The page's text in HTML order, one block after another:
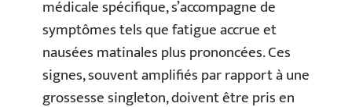
médicale spécifique, s’accompagne de
symptômes tels que fatigue accrue et
nausées matinales plus prononcées. Ces
signes, souvent amplifiés par rapport à une
grossesse singleton, doivent être pris en